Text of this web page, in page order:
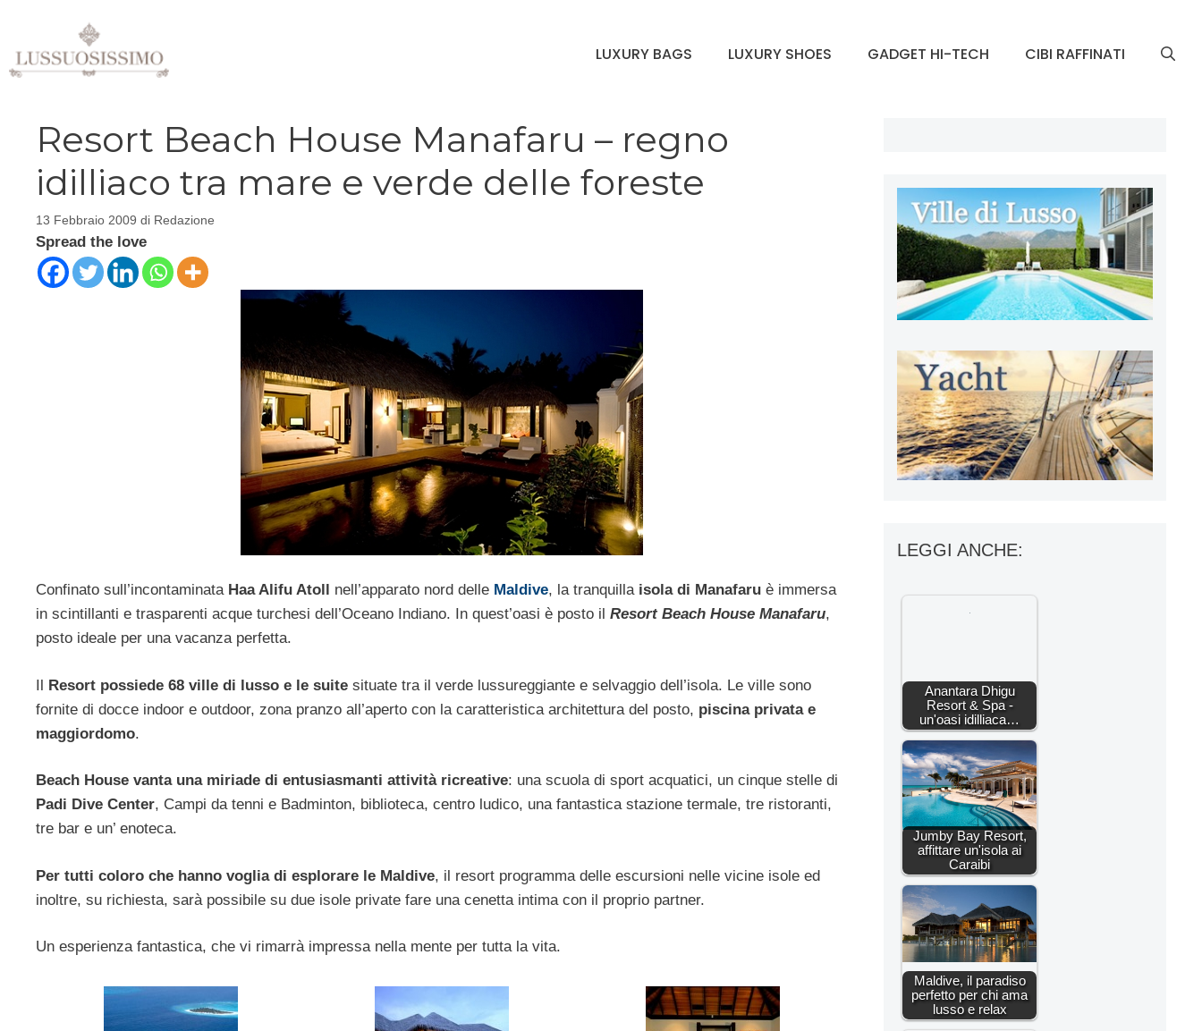
contenuto
LUXURY BAGS LUXURY SHOES GADGET HI-TECH CIBI RAFFINATI
Resort Beach House Manafaru – regno
idilliaco tra mare e verde delle foreste
13 Febbraio 2009 di Redazione
Spread the love
Confinato sull’incontaminata Haa Alifu Atoll nell’apparato nord delle Maldive, la tranquilla isola di Manafaru è immersa
in scintillanti e trasparenti acque turchesi dell’Oceano Indiano. In quest’oasi è posto il Resort Beach House Manafaru,
posto ideale per una vacanza perfetta.
Il Resort possiede 68 ville di lusso e le suite situate tra il verde lussureggiante e selvaggio dell’isola. Le ville sono
fornite di docce indoor e outdoor, zona pranzo all’aperto con la caratteristica architettura del posto, piscina privata e
maggiordomo.
Beach House vanta una miriade di entusiasmanti attività ricreative: una scuola di sport acquatici, un cinque stelle di
Padi Dive Center, Campi da tenni e Badminton, biblioteca, centro ludico, una fantastica stazione termale, tre ristoranti,
tre bar e un’ enoteca.
Per tutti coloro che hanno voglia di esplorare le Maldive, il resort programma delle escursioni nelle vicine isole ed
inoltre, su richiesta, sarà possibile su due isole private fare una cenetta intima con il proprio partner.
Un esperienza fantastica, che vi rimarrà impressa nella mente per tutta la vita.
LEGGI ANCHE:
Anantara Dhigu
Resort & Spa -
un'oasi idilliaca…
Jumby Bay Resort,
affittare un'isola ai
Caraibi
Maldive, il paradiso
perfetto per chi ama
lusso e relax